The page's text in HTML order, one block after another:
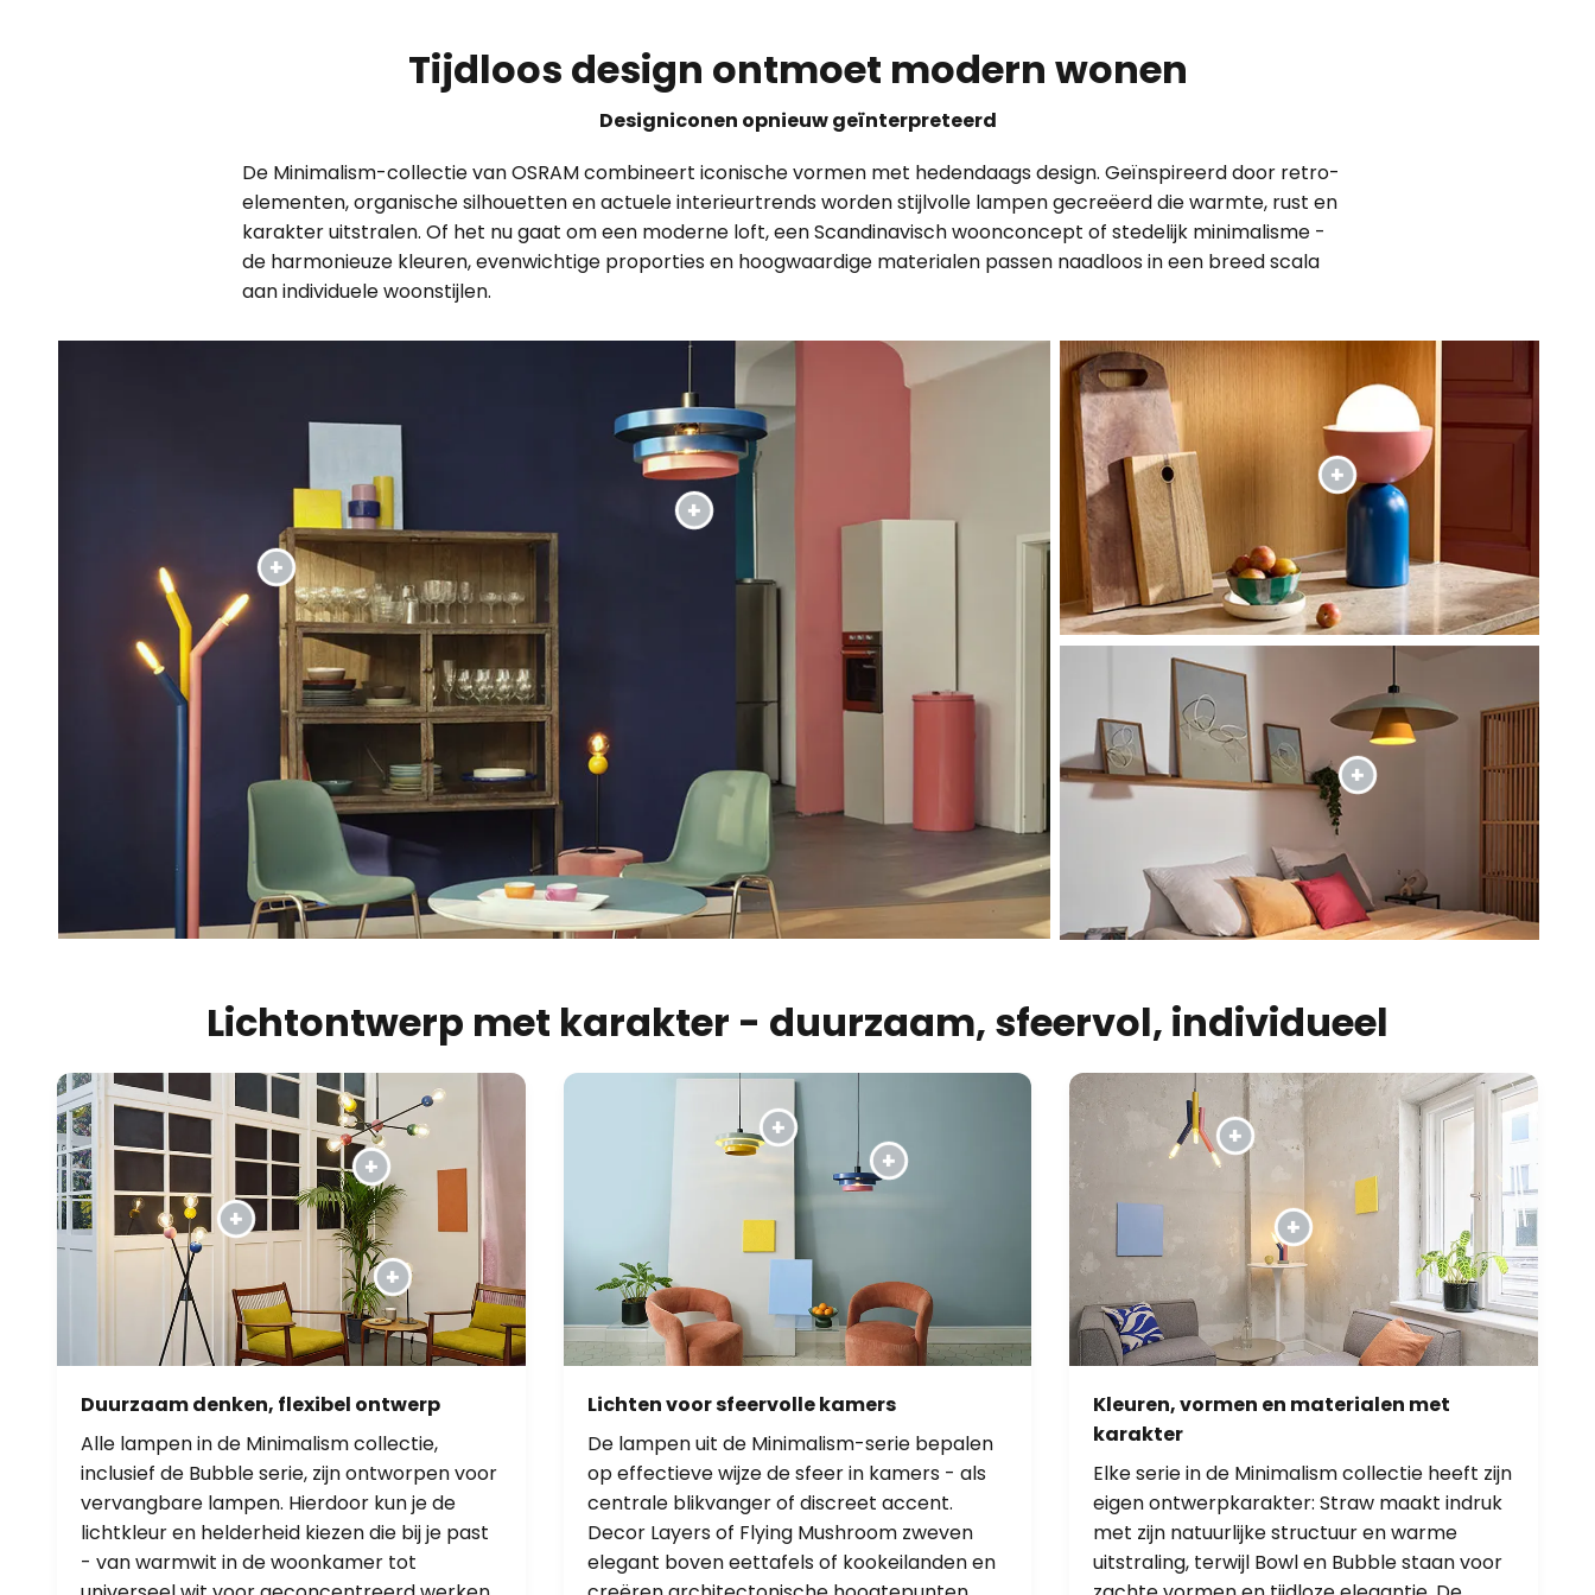
Tijdloos design ontmoet modern wonen
Designiconen opnieuw geïnterpreteerd
De Minimalism-collectie van OSRAM combineert iconische vormen met hedendaags design. Geïnspireerd door retro-
elementen, organische silhouetten en actuele interieurtrends worden stijlvolle lampen gecreëerd die warmte, rust en
karakter uitstralen. Of het nu gaat om een moderne loft, een Scandinavisch woonconcept of stedelijk minimalisme -
de harmonieuze kleuren, evenwichtige proporties en hoogwaardige materialen passen naadloos in een breed scala
aan individuele woonstijlen.
Lichtontwerp met karakter - duurzaam, sfeervol, individueel
Duurzaam denken, flexibel ontwerp
Alle lampen in de Minimalism collectie,
inclusief de Bubble serie, zijn ontworpen voor
vervangbare lampen. Hierdoor kun je de
lichtkleur en helderheid kiezen die bij je past
- van warmwit in de woonkamer tot
Lichten voor sfeervolle kamers
De lampen uit de Minimalism-serie bepalen
op effectieve wijze de sfeer in kamers - als
centrale blikvanger of discreet accent.
Decor Layers of Flying Mushroom zweven
elegant boven eettafels of kookeilanden en
Kleuren, vormen en materialen met
karakter
Elke serie in de Minimalism collectie heeft zijn
eigen ontwerpkarakter: Straw maakt indruk
met zijn natuurlijke structuur en warme
uitstraling, terwijl Bowl en Bubble staan voor